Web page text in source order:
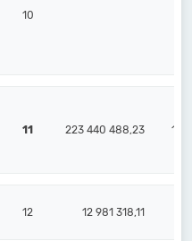
10
11 223 440 488,23 133
12 12 981 318,11